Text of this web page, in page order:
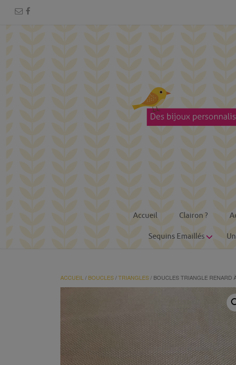
Accueil Clairon ?
Sequins Emaillés
ACCUEIL / BOUCLES/TRIANGLES/ BOUCLES TRIANGLE RENARD